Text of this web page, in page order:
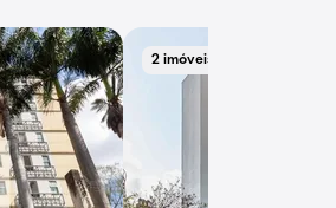
2 imóveis disponíveis